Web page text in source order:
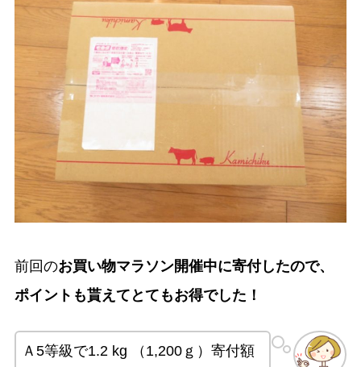
前回のお買い物マラソン開催中に寄付したので、
ポイントも貰えてとてもお得でした！
Ａ5等級で1.2 kg （1,200ｇ）寄付額